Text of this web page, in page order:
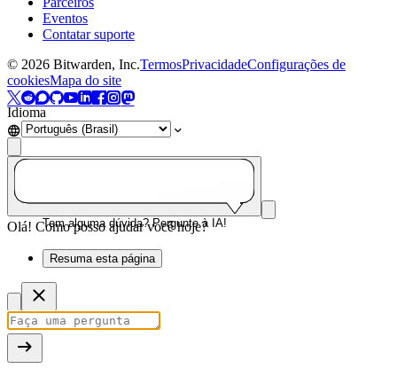
Eventos
Contatar suporte
© 2026 Bitwarden, Inc.TermosPrivacidadeConfigurações de
cookiesMapa do site
Idioma
Tem alguma dúvida? Pergunte à IA!
Olá! Como posso ajudar você hoje?
Resuma esta página